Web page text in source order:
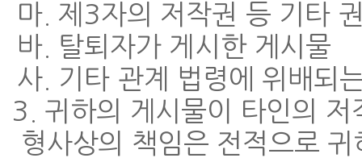
마. 제3자의 저작권 등 기타
바. 탈퇴자가 게시한 게시물
사. 기타 관계 법령에 위배되
3. 귀하의 게시물이 타인의
형사상의 책임은 전적으로